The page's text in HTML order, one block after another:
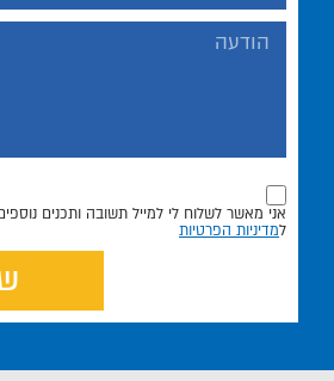
אני מאשר לשלוח לי למייל תשובה ותכנים
למדיניות הפרטיות